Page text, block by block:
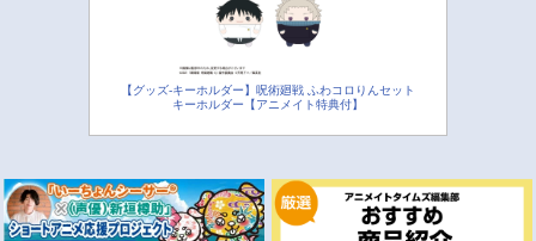
【グッズ-キーホルダー】呪術廻戦 ふわコロりんセット
キーホルダー【アニメイト特典付】